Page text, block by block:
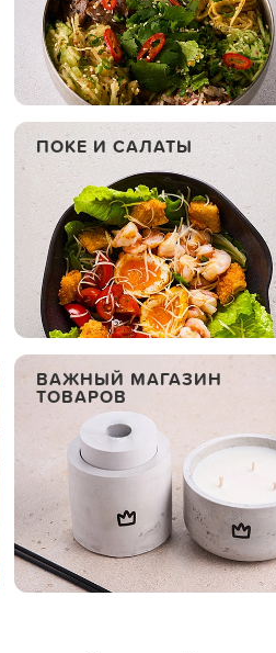
ПОКЕ И САЛАТЫ
ВАЖНЫЙ МАГАЗИН
ТОВАРОВ